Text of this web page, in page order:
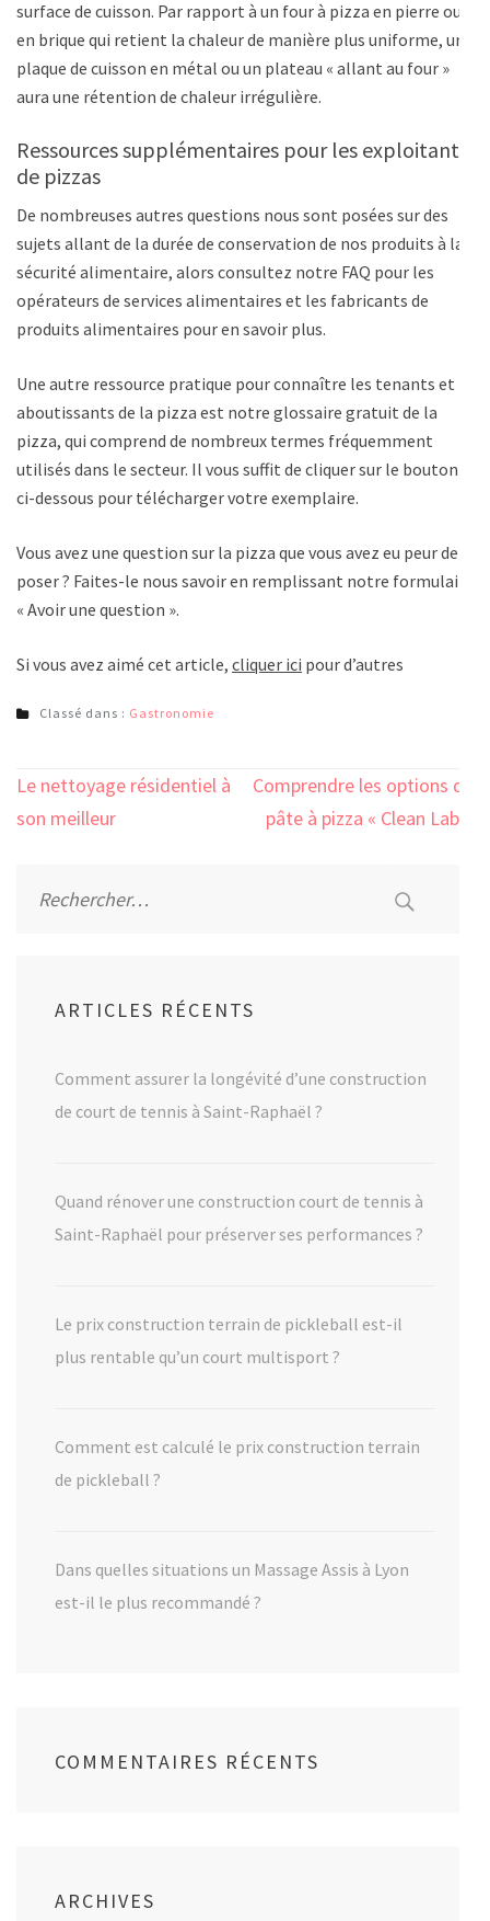
surface de cuisson. Par rapport à un four à pizza en pierre ou
en brique qui retient la chaleur de manière plus uniforme, une
plaque de cuisson en métal ou un plateau « allant au four »
aura une rétention de chaleur irrégulière.
Ressources supplémentaires pour les exploitants
de pizzas
De nombreuses autres questions nous sont posées sur des
sujets allant de la durée de conservation de nos produits à la
sécurité alimentaire, alors consultez notre FAQ pour les
opérateurs de services alimentaires et les fabricants de
produits alimentaires pour en savoir plus.
Une autre ressource pratique pour connaître les tenants et
aboutissants de la pizza est notre glossaire gratuit de la
pizza, qui comprend de nombreux termes fréquemment
utilisés dans le secteur. Il vous suffit de cliquer sur le bouton
ci-dessous pour télécharger votre exemplaire.
Vous avez une question sur la pizza que vous avez eu peur de
poser ? Faites-le nous savoir en remplissant notre formulaire
« Avoir une question ».
Si vous avez aimé cet article, cliquer ici pour d’autres
Classé dans : Gastronomie
Navigation
de
Le nettoyage résidentiel à
son meilleur
Comprendre les options de
pâte à pizza « Clean Label
ARTICLES RÉCENTS
Comment assurer la longévité d’une construction
de court de tennis à Saint-Raphaël ?
Quand rénover une construction court de tennis à
Saint-Raphaël pour préserver ses performances ?
Le prix construction terrain de pickleball est-il
plus rentable qu’un court multisport ?
Comment est calculé le prix construction terrain
de pickleball ?
Dans quelles situations un Massage Assis à Lyon
est-il le plus recommandé ?
COMMENTAIRES RÉCENTS
ARCHIVES